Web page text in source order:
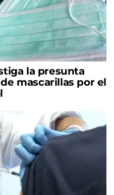
la presunta
mascarillas por el